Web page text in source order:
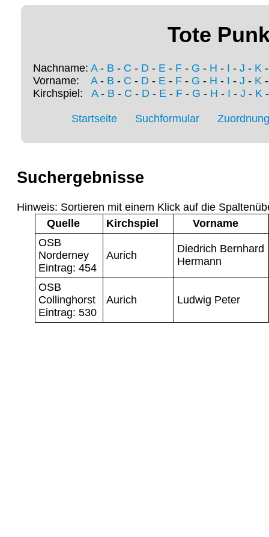
Tote
Nachname: A- B - C - D - E - F - G - H - I - J - K
Vorname: A- B - C - D - E - F - G - H - I - J - K
Kirchspiel: A- B - C - D- E- F- G - H - I - J - K
Startseite Suchformular
Suchergebnisse
Hinweis: Sortieren mit einem Klick auf die
Quelle
Kirchspiel
Vorname
OSB
Norderney
Eintrag: 454
Aurich
Diedrich Bernhard
Hermann
OSB
Collinghorst
Eintrag: 530
Aurich Ludwig Peter